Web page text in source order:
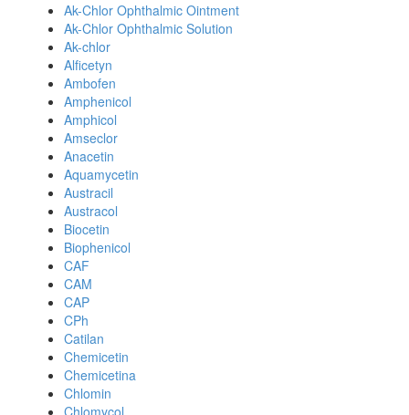
Ak-Chlor Ophthalmic Ointment
Ak-Chlor Ophthalmic Solution
Ak-chlor
Alficetyn
Ambofen
Amphenicol
Amphicol
Amseclor
Anacetin
Aquamycetin
Austracil
Austracol
Biocetin
Biophenicol
CAF
CAM
CAP
CPh
Catilan
Chemicetin
Chemicetina
Chlomin
Chlomycol